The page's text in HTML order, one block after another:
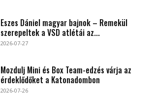
Eszes Dániel magyar bajnok – Remekül
szerepeltek a VSD atlétái az...
2026-07-27
Mozdulj Mini és Box Team-edzés várja az
érdeklődőket a Katonadombon
2026-07-26